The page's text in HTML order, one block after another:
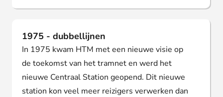
1975 - dubbellijnen
In 1975 kwam HTM met een nieuwe visie op
de toekomst van het tramnet en werd het
nieuwe Centraal Station geopend. Dit nieuwe
station kon veel meer reizigers verwerken dan